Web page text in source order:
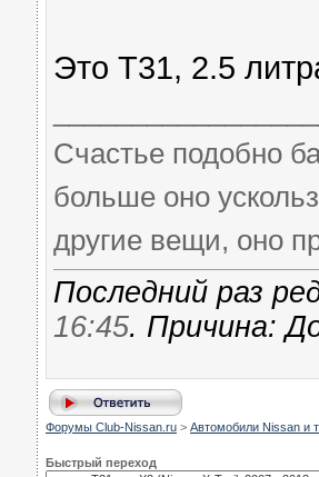
Это Т31, 2.5
Счастье подобно
больше оно
другие вещи, оно
Последний раз
16:45. Причина:
Форумы Club-Nissan.ru > Автомобили Nissan и
Быстрый переход